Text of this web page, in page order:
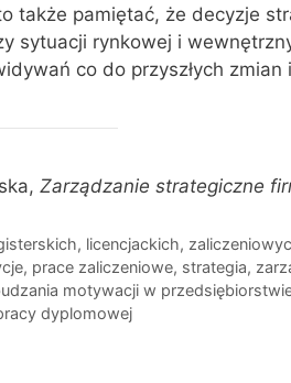
także pamiętać, że decyzje
sytuacji rynkowej i
co do przyszłych zmian
Zarządzanie strategiczne
licencjackich,
, prace zaliczeniowe, strategia,
motywacji w
dyplomowej